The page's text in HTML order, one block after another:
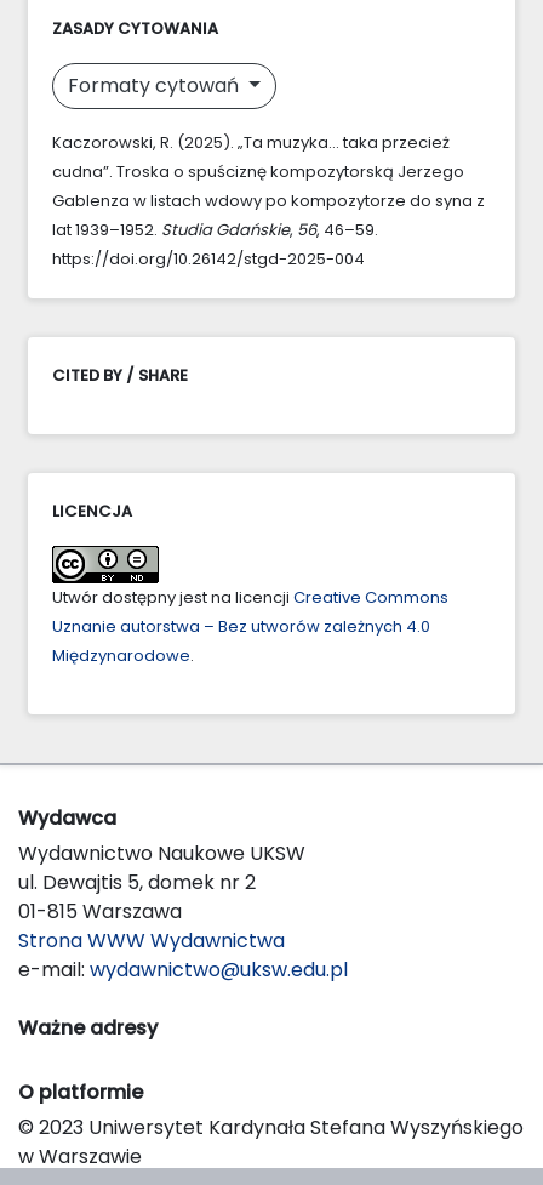
ZASADY CYTOWANIA
Formaty cytowań
Kaczorowski, R. (2025). „Ta muzyka… taka przecież
cudna”. Troska o spuściznę kompozytorską Jerzego
Gablenza w listach wdowy po kompozytorze do syna z
lat 1939–1952. Studia Gdańskie, 56, 46–59.
https://doi.org/10.26142/stgd-2025-004
CITED BY / SHARE
LICENCJA
Utwór dostępny jest na licencji Creative Commons
Uznanie autorstwa – Bez utworów zależnych 4.0
Międzynarodowe.
Wydawca
Wydawnictwo Naukowe UKSW
ul. Dewajtis 5, domek nr 2
01-815 Warszawa
Strona WWW Wydawnictwa
e-mail: wydawnictwo@uksw.edu.pl
Ważne adresy
O platformie
© 2023 Uniwersytet Kardynała Stefana Wyszyńskiego
w Warszawie